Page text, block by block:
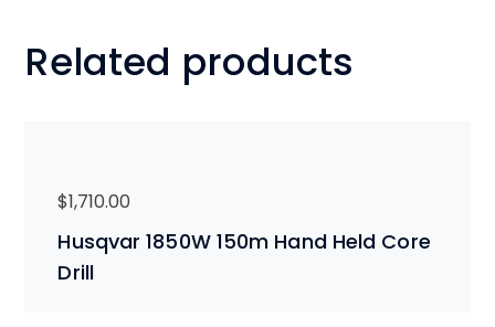
Related products
Husqvar 1850W 150m Hand Held Core
Drill
$1,710.00